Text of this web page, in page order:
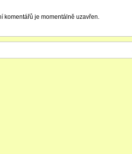
komentářů je momentálně uzavřen.